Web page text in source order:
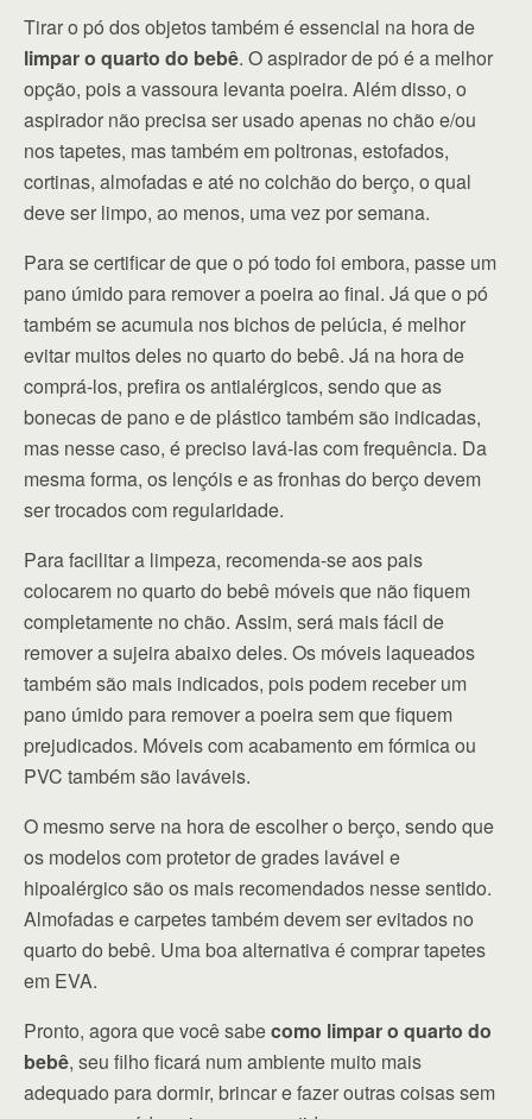
Tirar o pó dos objetos também é essencial na hora de
limpar o quarto do bebê. O aspirador de pó é a melhor
opção, pois a vassoura levanta poeira. Além disso, o
aspirador não precisa ser usado apenas no chão e/ou
nos tapetes, mas também em poltronas, estofados,
cortinas, almofadas e até no colchão do berço, o qual
deve ser limpo, ao menos, uma vez por semana.
Para se certificar de que o pó todo foi embora, passe um
pano úmido para remover a poeira ao final. Já que o pó
também se acumula nos bichos de pelúcia, é melhor
evitar muitos deles no quarto do bebê. Já na hora de
comprá-los, prefira os antialérgicos, sendo que as
bonecas de pano e de plástico também são indicadas,
mas nesse caso, é preciso lavá-las com frequência. Da
mesma forma, os lençóis e as fronhas do berço devem
ser trocados com regularidade.
Para facilitar a limpeza, recomenda-se aos pais
colocarem no quarto do bebê móveis que não fiquem
completamente no chão. Assim, será mais fácil de
remover a sujeira abaixo deles. Os móveis laqueados
também são mais indicados, pois podem receber um
pano úmido para remover a poeira sem que fiquem
prejudicados. Móveis com acabamento em fórmica ou
PVC também são laváveis.
O mesmo serve na hora de escolher o berço, sendo que
os modelos com protetor de grades lavável e
hipoalérgico são os mais recomendados nesse sentido.
Almofadas e carpetes também devem ser evitados no
quarto do bebê. Uma boa alternativa é comprar tapetes
em EVA.
Pronto, agora que você sabecomo limpar o quarto do
bebê, seu filho ficará num ambiente muito mais
adequado para dormir, brincar e fazer outras coisas sem